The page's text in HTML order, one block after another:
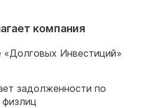
компания
Инвестиций»
задолженности по